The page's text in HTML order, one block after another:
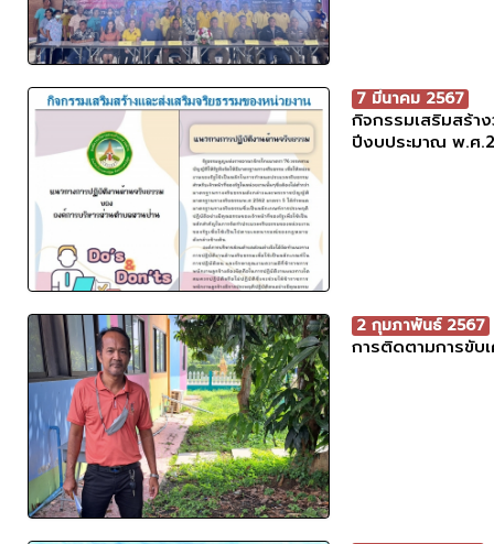
7 มีนาคม 2567
กิจกรรมเสริมสร้า
ปีงบประมาณ พ.ศ
2 กุมภาพันธ์ 2567
การติดตามการขับ